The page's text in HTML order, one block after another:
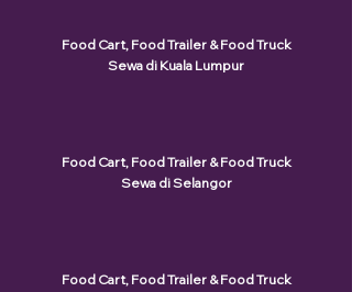
Food Cart, Food Trailer & Food Truck
Sewa di Kuala Lumpur
Food Cart, Food Trailer & Food Truck
Sewa di Selangor
Food Cart, Food Trailer & Food Truck